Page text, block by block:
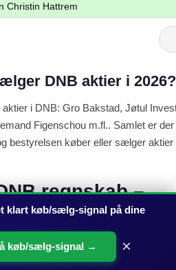
Christin Hattrem
DNB aktier i 2026?
aktier i DNB: Gro Bakstad, Jøtul
Figenschou m.fl.. Samlet er
bestyrelsen køber eller sælger
regnskab –
10-2026
offentliggjort d. 21. oktober
klart køb/sælg-signal på dine
køb/sælg-signal →
×